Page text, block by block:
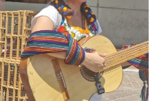
Spa Hacienda Real la
Alejada del bullicio de
del siglo XVIII,
cinco patios,